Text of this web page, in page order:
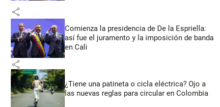
share
Comienza la presidencia de De la Espriella:
así fue el juramento y la imposición de banda
en Cali
share
¿Tiene una patineta o cicla eléctrica? Ojo a
las nuevas reglas para circular en Colombia